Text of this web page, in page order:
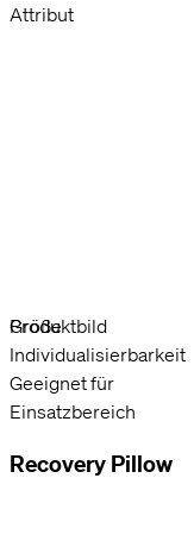
Attribut
Produktbild
Größe
Individualisierbarkeit
Geeignet für
Einsatzbereich
Recovery Pillow